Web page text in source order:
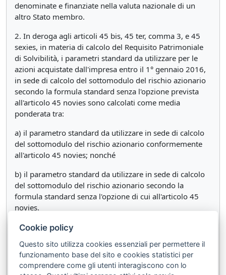
denominate e finanziate nella valuta nazionale di un
altro Stato membro.
2. In deroga agli articoli 45 bis, 45 ter, comma 3, e 45
sexies, in materia di calcolo del Requisito Patrimoniale
di Solvibilità, i parametri standard da utilizzare per le
azioni acquistate dall'impresa entro il 1° gennaio 2016,
in sede di calcolo del sottomodulo del rischio azionario
secondo la formula standard senza l'opzione prevista
all'articolo 45 novies sono calcolati come media
ponderata tra:
a) il parametro standard da utilizzare in sede di calcolo
del sottomodulo del rischio azionario conformemente
all'articolo 45 novies; nonché
b) il parametro standard da utilizzare in sede di calcolo
del sottomodulo del rischio azionario secondo la
formula standard senza l'opzione di cui all'articolo 45
novies.
3. La ponderazione relativa al parametro di cui al
fine di ogni anno, partendo dallo 0 per cento nell'anno
avente inizio il 1° gennaio 2016 fino al 100 per cento al
1° gennaio 2023.
Cookie policy
Questo sito utilizza cookies essenziali per permettere il
funzionamento base del sito e cookies statistici per
comprendere come gli utenti interagiscono con lo